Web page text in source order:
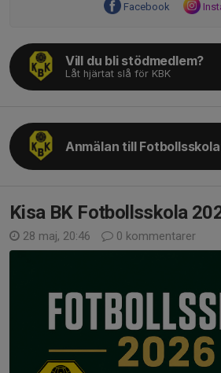
Facebook
Vill du bli stödmedlem?
Låt hjärtat slå för KBK
Anmälan till
Kisa BK Fotbollsskola
28 maj, 20:46 0 kommentarer